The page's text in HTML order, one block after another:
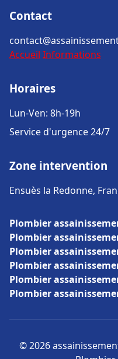
Contact
Accueil Informations
Horaires
Lun-Ven: 8h-19h
Service d'urgence 24/7
Zone intervention
Ensuès la Redonne,
Plombier
Plombier
Plombier
Plombier
Plombier
Plombier
© 2026